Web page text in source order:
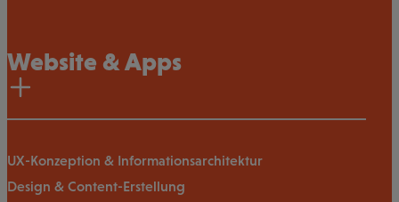
Website & Apps
UX-Konzeption & Informationsarchitektur
Design & Content-Erstellung